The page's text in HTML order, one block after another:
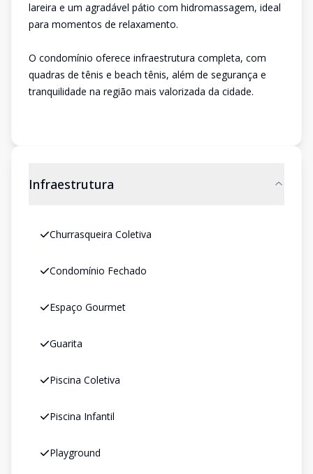
lareira e um agradável pátio com hidromassagem, ideal
para momentos de relaxamento.
O condomínio oferece infraestrutura completa, com
quadras de tênis e beach tênis, além de segurança e
tranquilidade na região mais valorizada da cidade.
Infraestrutura
Churrasqueira Coletiva
Condomínio Fechado
Espaço Gourmet
Guarita
Piscina Coletiva
Piscina Infantil
Playground